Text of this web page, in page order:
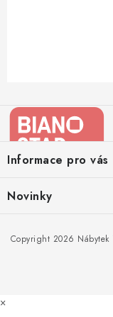
aInformace pro vás
Kontakty
Doprava nábytku k Vám
Novinky
to!
Nakupujte zahradní
Copyright 2026 Nábytek
×